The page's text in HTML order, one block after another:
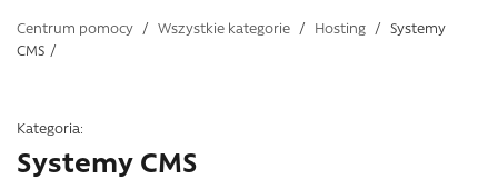
Centrum pomocy / Wszystkie kategorie / Hosting / Systemy
CMS /
Kategoria:
Systemy CMS